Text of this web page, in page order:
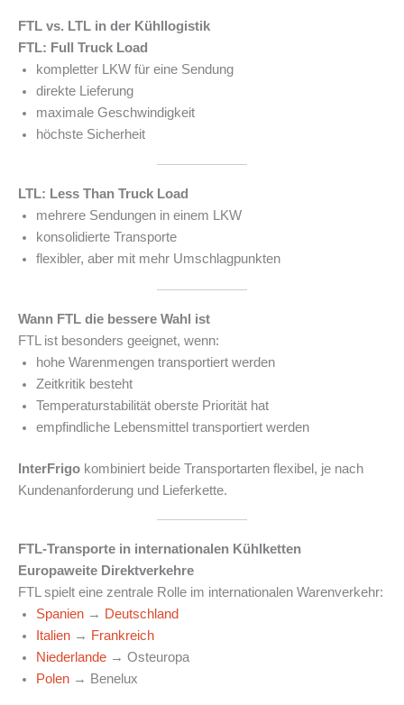
FTL vs. LTL in der Kühllogistik
FTL: Full Truck Load
kompletter LKW für eine Sendung
direkte Lieferung
maximale Geschwindigkeit
höchste Sicherheit
LTL: Less Than Truck Load
mehrere Sendungen in einem LKW
konsolidierte Transporte
flexibler, aber mit mehr Umschlagpunkten
Wann FTL die bessere Wahl ist
FTL ist besonders geeignet, wenn:
hohe Warenmengen transportiert werden
Zeitkritik besteht
Temperaturstabilität oberste Priorität hat
empfindliche Lebensmittel transportiert werden
InterFrigo kombiniert beide Transportarten flexibel, je nach
Kundenanforderung und Lieferkette.
FTL-Transporte in internationalen Kühlketten
Europaweite Direktverkehre
FTL spielt eine zentrale Rolle im internationalen Warenverkehr:
Spanien → Deutschland
Italien → Frankreich
Niederlande → Osteuropa
Polen → Benelux